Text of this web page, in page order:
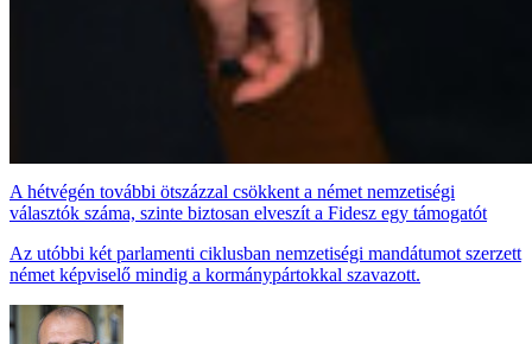
A hétvégén további ötszázzal csökkent a német nemzetiségi
választók száma, szinte biztosan elveszít a Fidesz egy támogatót
Az utóbbi két parlamenti ciklusban nemzetiségi mandátumot szerzett
német képviselő mindig a kormánypártokkal szavazott.